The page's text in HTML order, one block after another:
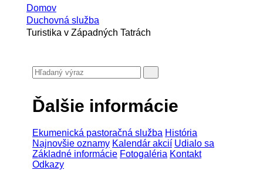
Domov
Duchovná služba
Turistika v Západných Tatrách
Ďalšie informácie
Ekumenická pastoračná služba História
Najnovšie oznamy Kalendár akcií Udialo sa
Základné informácie Fotogaléria Kontakt
Odkazy